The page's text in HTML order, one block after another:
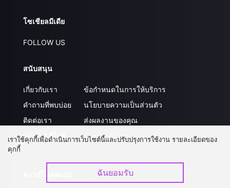
โซเชียลมีเดีย
FOLLOW US
สนับสนุน
เกี่ยวกับเรา
คำถามที่พบบ่อย
ติดต่อเรา
อัปเกรด วีไอพี
ข้อกำหนดในการให้บริการ
นโยบายความเป็นส่วนตัว
ส่งผลงานของคุณ
ร่วมงานกับเรา
เราใช้คุกกี้เพื่อดำเนินการเว็บไซต์นี้และปรับปรุงการใช้งาน รายละเอียดของ
คุกกี้
ฉันยอมรับ